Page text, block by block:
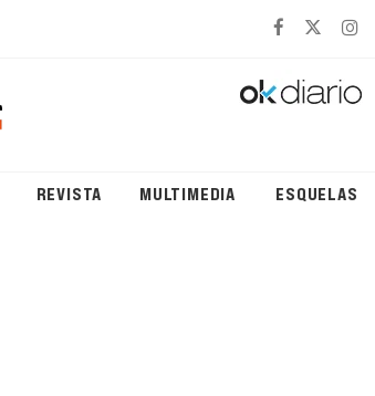
REVISTA MULTIMEDIA ESQUELAS